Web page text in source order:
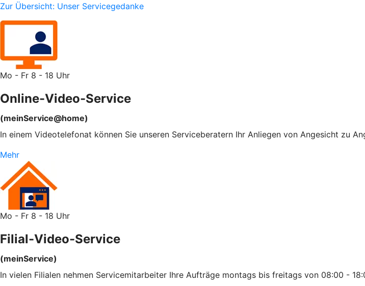
Zur Übersicht: Unser Servicegedanke
Mo - Fr 8 - 18 Uhr
Online-Video-Service
(meinService@home)
In einem Videotelefonat können Sie unseren Serviceberatern Ihr Anliegen von Angesicht zu
Mehr
Mo - Fr 8 - 18 Uhr
Filial-Video-Service
(meinService)
In vielen Filialen nehmen Servicemitarbeiter Ihre Aufträge montags bis freitags von 08:00 -